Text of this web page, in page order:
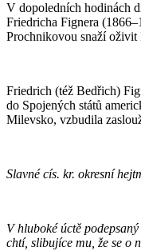
V dopoledních hodinách
Friedricha Fignera
Prochnikovou snaží oživit
Friedrich (též Bedřich)
do Spojených států
Milevsko, vzbudila
Slavné cís. kr. okresní
V hluboké úctě
chtí, slibujíce mu, že se o